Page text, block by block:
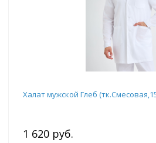
Халат мужской Глеб
1 620 руб.